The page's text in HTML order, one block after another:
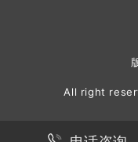
All right